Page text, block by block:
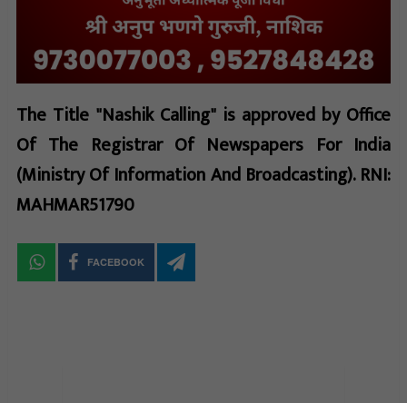
The Title "Nashik Calling" is approved by Office
Of The Registrar Of Newspapers For India
(Ministry Of Information And Broadcasting). RNI:
MAHMAR51790
FACEBOOK